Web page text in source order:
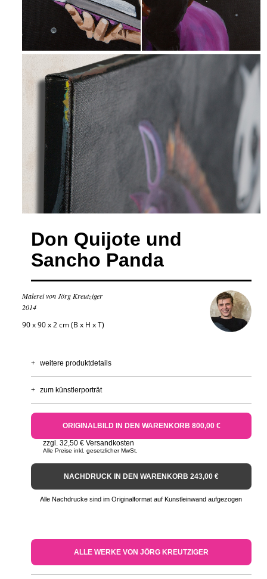
Don Quijote und
Sancho Panda
Malerei von Jörg Kreutziger
2014
90 x 90 x 2 cm (B x H x T)
+ weitere produktdetails
+ zum künstlerporträt
ORIGINALBILD IN DEN WARENKORB 800,00 €
zzgl. 32,50 € Versandkosten
Alle Preise inkl. gesetzlicher MwSt.
NACHDRUCK IN DEN WARENKORB 243,00 €
Alle Nachdrucke sind im Originalformat auf Kunstleinwand aufgezogen
ALLE WERKE VON JÖRG KREUTZIGER